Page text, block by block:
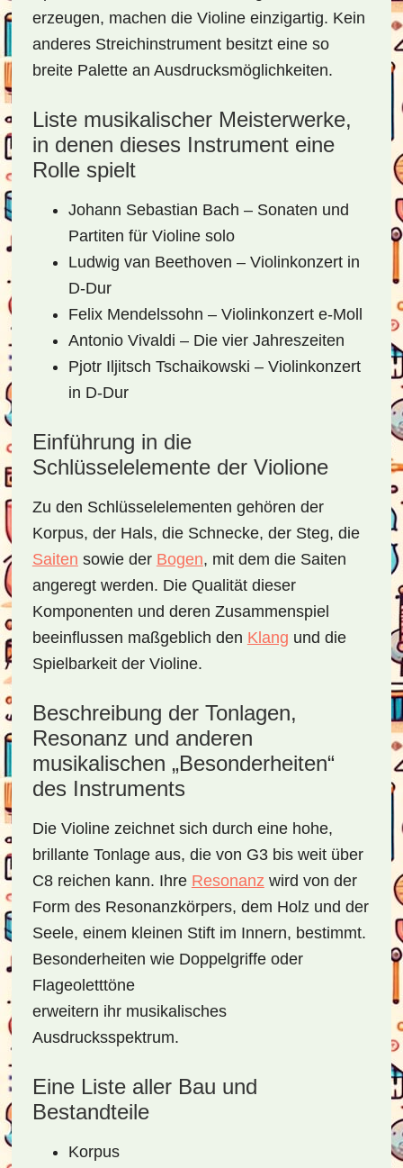
erzeugen, machen die Violine einzigartig. Kein
anderes Streichinstrument besitzt eine so
breite Palette an Ausdrucksmöglichkeiten.
Liste musikalischer Meisterwerke,
in denen dieses Instrument eine
Rolle spielt
Johann Sebastian Bach – Sonaten und
Partiten für Violine solo
Ludwig van Beethoven – Violinkonzert in
D-Dur
Felix Mendelssohn – Violinkonzert e-Moll
Antonio Vivaldi – Die vier Jahreszeiten
Pjotr Iljitsch Tschaikowski – Violinkonzert
in D-Dur
Einführung in die
Schlüsselelemente der Violione
Zu den Schlüsselelementen gehören der
Korpus, der Hals, die Schnecke, der Steg, die
Saiten sowie der Bogen, mit dem die Saiten
angeregt werden. Die Qualität dieser
Komponenten und deren Zusammenspiel
beeinflussen maßgeblich den Klang und die
Spielbarkeit der Violine.
Beschreibung der Tonlagen,
Resonanz und anderen
musikalischen „Besonderheiten“
des Instruments
Die Violine zeichnet sich durch eine hohe,
brillante Tonlage aus, die von G3 bis weit über
C8 reichen kann. Ihre Resonanz wird von der
Form des Resonanzkörpers, dem Holz und der
Seele, einem kleinen Stift im Innern, bestimmt.
Besonderheiten wie Doppelgriffe oder
Flageoletttöne
erweitern ihr musikalisches
Ausdrucksspektrum.
Eine Liste aller Bau und
Bestandteile
Korpus